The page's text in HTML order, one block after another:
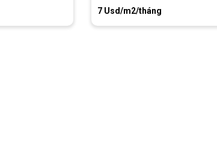
7 Usd/m2/tháng